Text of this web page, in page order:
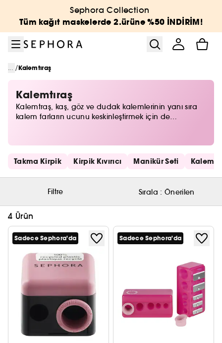
Sephora Collection
Tüm kağıt maskelerde 2.ürüne %50 İNDİRİM!
... /Kalemtıraş
Kalemtıraş
Kalemtraş, kaş, göz ve dudak kalemlerinin yanı sıra
kalem farların ucunu keskinleştirmek için de
için mutlaka her makyaj çantasında bulunması
gereken kalemtraşlar, temizleme aparatları ve atık
hazneleri ile pratik ve hijyenik bir kullanım sunuyor.
Hızlı bağlantıları atla
Takma Kirpik Kirpik Kıvırıcı Manikür Seti
Filtre Sırala : Önerilen
4 Ürün
Sadece Sephora'da Sadece Sephora'da